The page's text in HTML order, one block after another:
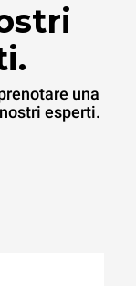
una
esperti.